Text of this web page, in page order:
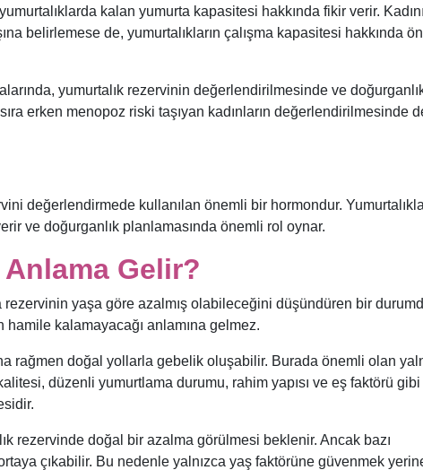
kalan yumurta kapasitesi hakkında fikir verir.
belirlemese de, yumurtalıkların çalışma kapasitesi hakkında
yumurtalık rezervinin değerlendirilmesinde ve
erken menopoz riski taşıyan kadınların değerlendirilmesinde
değerlendirmede kullanılan önemli bir hormondur.
ve doğurganlık planlamasında önemli rol oynar.
Gelir?
yaşa göre azalmış olabileceğini düşündüren bir
kalamayacağı anlamına gelmez.
rağmen doğal yollarla gebelik oluşabilir. Burada önemli olan
düzenli yumurtlama durumu, rahim yapısı ve eş faktörü gibi
rezervinde doğal bir azalma görülmesi beklenir. Ancak bazı
çıkabilir. Bu nedenle yalnızca yaş faktörüne güvenmek